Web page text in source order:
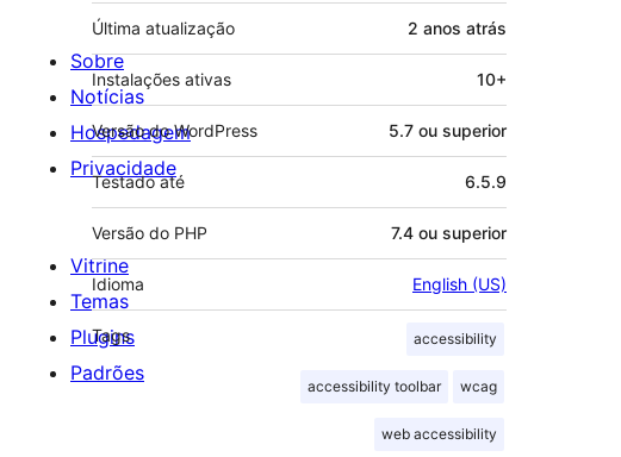
Última atualização 2 anos atrás
Instalações ativas 10+
Versão do WordPress 5.7 ou superior
Testado até 6.5.9
Versão do PHP 7.4 ou superior
Idioma English (US)
Tags accessibility
accessibility toolbar wcag
web accessibility
Sobre
Notícias
Hospedagem
Privacidade
Vitrine
Temas
Plugins
Padrões